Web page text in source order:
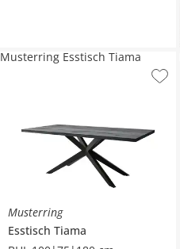
Musterring
Esstisch Tiama
Musterring Esstisch Tiama